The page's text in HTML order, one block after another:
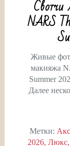
NARS
Живые
макияжа
Summer
Далее
Метки:
2026 Люкс